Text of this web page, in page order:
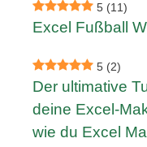
5 (11)
Excel Fußball
5 (2)
Der ultimative
deine Excel-
wie du Excel